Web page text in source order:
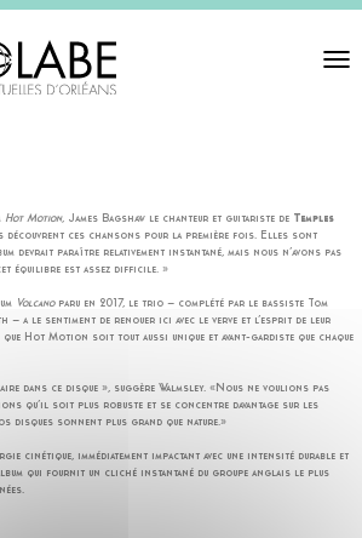
Toggle
Hot Motion, James Bagshaw le chanteur et guitariste de Temples
découvrent ces chansons pour la première fois. Elles sont
devrait paraître relativement instantané, mais nous n’avons pas
équilibre est assez difficile. »
Volcanoparu en 2017, le trio – complété par le bassiste Tom
– a le sentiment de renouer ici avec le verve et l’esprit de leur
que Hot Motion soit tout aussi unique et avant-gardiste que chaque
dans ce disque », suggère Walmsley. «Nous ne voulions pas
qu’il soit plus robuste et se concentre davantage sur les
disques sonnent plus grand que nature.»
cinétique, immédiatement impactant avec une intensité durable et
qui fournit un cliché instantané du groupe anglais le plus